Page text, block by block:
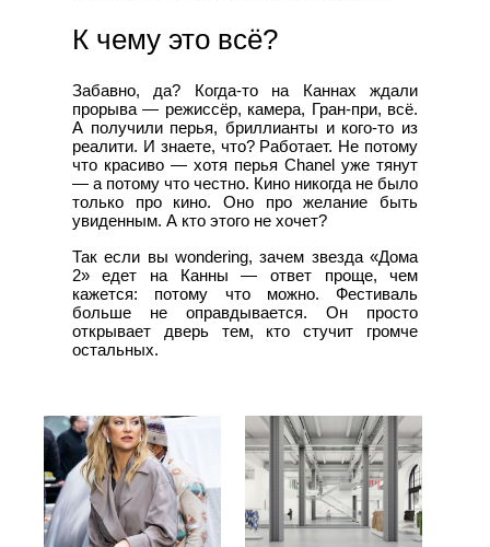
К чему это всё?
Забавно, да? Когда-то на Каннах ждали
прорыва — режиссёр, камера, Гран-при, всё.
А получили перья, бриллианты и кого-то из
реалити. И знаете, что? Работает. Не потому
что красиво — хотя перья Chanel уже тянут
— а потому что честно. Кино никогда не было
только про кино. Оно про желание быть
увиденным. А кто этого не хочет?
Так если вы wondering, зачем звезда «Дома
2» едет на Канны — ответ проще, чем
кажется: потому что можно. Фестиваль
больше не оправдывается. Он просто
открывает дверь тем, кто стучит громче
остальных.